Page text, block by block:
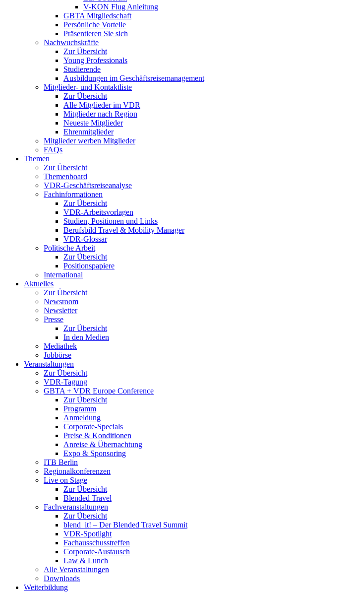
V-KON Flug Anleitung
GBTA Mitgliedschaft
Persönliche Vorteile
Präsentieren Sie sich
Nachwuchskräfte
Zur Übersicht
Young Professionals
Studierende
Ausbildungen im Geschäftsreisemanagement
Mitglieder- und Kontaktliste
Zur Übersicht
Alle Mitglieder im VDR
Mitglieder nach Region
Neueste Mitglieder
Ehrenmitglieder
Mitglieder werben Mitglieder
FAQs
Themen
Zur Übersicht
Themenboard
VDR-Geschäftsreiseanalyse
Fachinformationen
Zur Übersicht
VDR-Arbeitsvorlagen
Studien, Positionen und Links
Berufsbild Travel & Mobility Manager
VDR-Glossar
Politische Arbeit
Zur Übersicht
Positionspapiere
International
Aktuelles
Zur Übersicht
Newsroom
Newsletter
Presse
Zur Übersicht
In den Medien
Mediathek
Jobbörse
Veranstaltungen
Zur Übersicht
VDR-Tagung
GBTA + VDR Europe Conference
Zur Übersicht
Programm
Anmeldung
Corporate-Specials
Preise & Konditionen
Anreise & Übernachtung
Expo & Sponsoring
ITB Berlin
Regionalkonferenzen
Live on Stage
Zur Übersicht
Blended Travel
Fachveranstaltungen
Zur Übersicht
blend_it! – Der Blended Travel Summit
VDR-Spotlight
Fachausschusstreffen
Corporate-Austausch
Law & Lunch
Alle Veranstaltungen
Downloads
Weiterbildung